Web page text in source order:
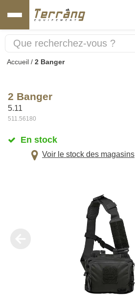
Accueil / 2 Banger
2 Banger
5.11
511.56180
En stock
Voir le stock des magasins